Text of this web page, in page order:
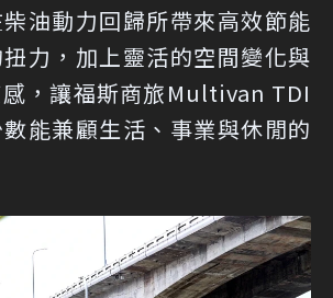
油動力回歸所帶來高效節能
力，加上靈活的空間變化與
，讓福斯商旅Multivan TDI
能兼顧生活、事業與休閒的